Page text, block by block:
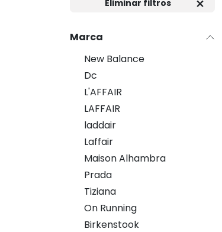
Eliminar filtros
Marca
New Balance
Dc
L'AFFAIR
LAFFAIR
laddair
Laffair
Maison Alhambra
Prada
Tiziana
On Running
Birkenstook